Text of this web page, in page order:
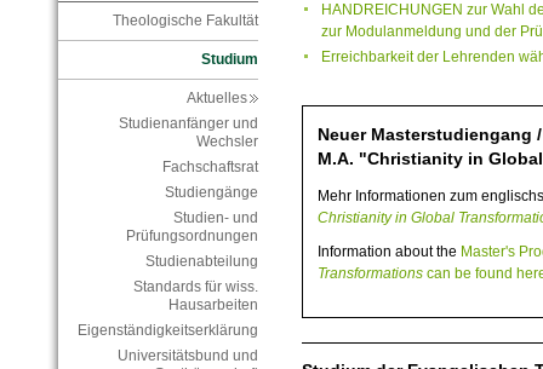
Theologische Fakultät
Studium
Aktuelles
Studienanfänger und
Wechsler
Fachschaftsrat
Studiengänge
Studien- und
Prüfungsordnungen
Studienabteilung
Standards für wiss.
Hausarbeiten
Eigenständigkeitserklärung
Universitätsbund und
HANDREICHUNGEN zur Wahl
zur Modulanmeldung und der
Erreichbarkeit der Lehrenden
Neuer Masterstudiengang
M.A. "Christianity in
Mehr Informationen zum
Christianity in Global
Information about the Master's
Transformationscan be found